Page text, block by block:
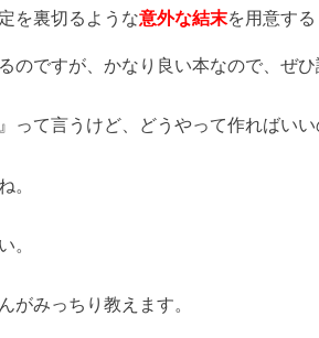
を裏切るような意外な結末を用意する
のですが、かなり良い本なので、ぜひ
って言うけど、どうやって作ればいい
。
。
がみっちり教えます。